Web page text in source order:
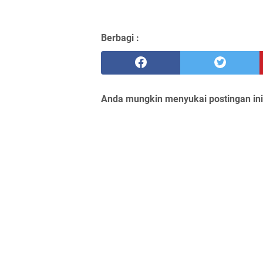
Berbagi :
Anda mungkin menyukai postingan